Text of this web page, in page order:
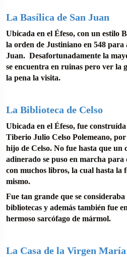
La Basílica de San Juan
Ubicada en el Éfeso, con un estilo
la orden de Justiniano en 548 para
Juan. Desafortunadamente la
se encuentra en ruinas pero ver la
la pena la visita.
La Biblioteca de Celso
Ubicada en el Éfeso, fue
Tiberio Julio Celso Polemeano,
hijo de Celso. No fue hasta que un
adinerado se puso en marcha para
con muchos libros, la cual hasta la
mismo.
Fue tan grande que se
bibliotecas y además también fue
hermoso sarcófago de mármol.
La Casa de la Virgen